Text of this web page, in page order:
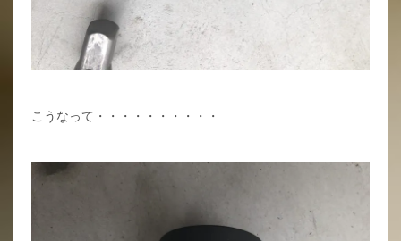
こうなって・・・・・・・・・・